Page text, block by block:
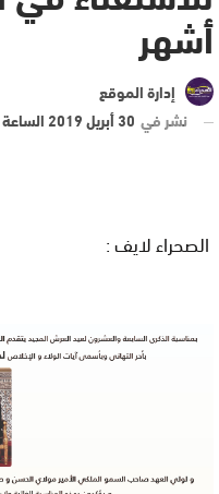
أشهر
إدارة الموقع
نشر في 30 أبريل 2019 الساعة 7 و 26 دقيقة
الصحراء لايف :